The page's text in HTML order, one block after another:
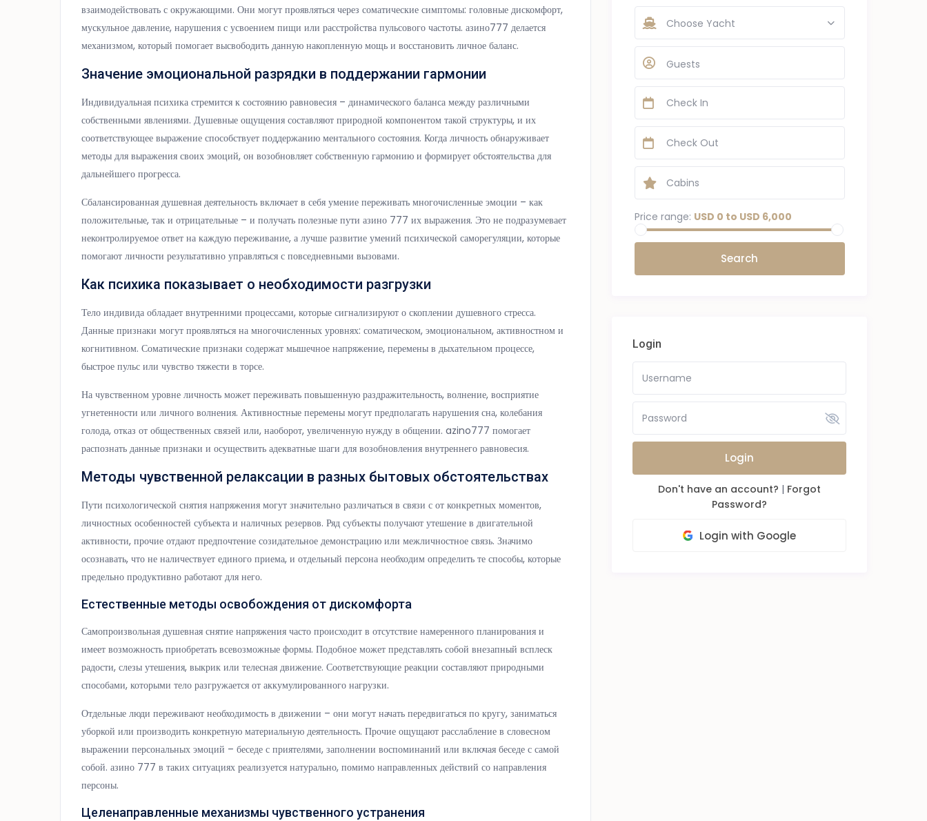
взаимодействовать с окружающими. Они могут проявляться через соматические симптомы: головные дискомфорт,
мускульное давление, нарушения с усвоением пищи или расстройства пульсового частоты. азино777 делается
механизмом, который помогает высвободить данную накопленную мощь и восстановить личное баланс.
Значение эмоциональной разрядки в поддержании гармонии
Индивидуальная психика стремится к состоянию равновесия – динамического баланса между различными
собственными явлениями. Душевные ощущения составляют природной компонентом такой структуры, и их
соответствующее выражение способствует поддержанию ментального состояния. Когда личность обнаруживает
методы для выражения своих эмоций, он возобновляет собственную гармонию и формирует обстоятельства для
дальнейшего прогресса.
Сбалансированная душевная деятельность включает в себя умение переживать многочисленные эмоции – как
положительные, так и отрицательные – и получать полезные пути азино 777 их выражения. Это не подразумевает
неконтролируемое ответ на каждую переживание, а лучше развитие умений психической саморегуляции, которые
помогают личности результативно управляться с повседневными вызовами.
Как психика показывает о необходимости разгрузки
Тело индивида обладает внутренними процессами, которые сигнализируют о скоплении душевного стресса.
Данные признаки могут проявляться на многочисленных уровнях: соматическом, эмоциональном, активностном и
когнитивном. Соматические признаки содержат мышечное напряжение, перемены в дыхательном процессе,
быстрое пульс или чувство тяжести в торсе.
На чувственном уровне личность может переживать повышенную раздражительность, волнение, восприятие
угнетенности или личного волнения. Активностные перемены могут предполагать нарушения сна, колебания
голода, отказ от общественных связей или, наоборот, увеличенную нужду в общении. azino777 помогает
распознать данные признаки и осуществить адекватные шаги для возобновления внутреннего равновесия.
Методы чувственной релаксации в разных бытовых обстоятельствах
Пути психологической снятия напряжения могут значительно различаться в связи с от конкретных моментов,
личностных особенностей субъекта и наличных резервов. Ряд субъекты получают утешение в двигательной
активности, прочие отдают предпочтение созидательное демонстрацию или межличностное связь. Значимо
осознавать, что не наличествует единого приема, и отдельный персона необходим определить те способы, которые
предельно продуктивно работают для него.
Естественные методы освобождения от дискомфорта
Самопроизвольная душевная снятие напряжения часто происходит в отсутствие намеренного планирования и
имеет возможность приобретать всевозможные формы. Подобное может представлять собой внезапный всплеск
радости, слезы утешения, выкрик или телесная движение. Соответствующие реакции составляют природными
способами, которыми тело разгружается от аккумулированного нагрузки.
Отдельные люди переживают необходимость в движении – они могут начать передвигаться по кругу, заниматься
уборкой или производить конкретную материальную деятельность. Прочие ощущают расслабление в словесном
выражении персональных эмоций – беседе с приятелями, заполнении воспоминаний или включая беседе с самой
собой. азино 777 в таких ситуациях реализуется натурально, помимо направленных действий со направления
персоны.
Целенаправленные механизмы чувственного устранения
Choose Yacht
Guests
Price range: USD 0 to USD 6,000
Login
Login
Don't have an account? | Forgot
Password?
Login with Google